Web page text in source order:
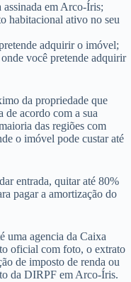
assinada em Arco-Íris;
habitacional ativo no seu
adquirir o imóvel;
você pretende adquirir
da propriedade que
acordo com a sua
das regiões com
o imóvel pode custar até
entrada, quitar até 80%
pagar a amortização do
uma agencia da Caixa
oficial com foto, o extrato
de imposto de renda ou
da DIRPF em Arco-Íris.